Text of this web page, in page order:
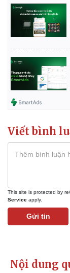
Kinh tế
Viết bình
This site is protected by
Service apply.
Gửi tin